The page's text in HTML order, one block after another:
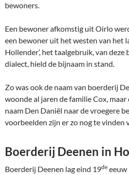
bewoners.
Een bewoner afkomstig uit Oirlo
een bewoner uit het westen van het
Hollender’, het taalgebruik, van deze
dialect, hield de bijnaam in stand.
Zo was ook de naam van boerderij
woonde al jaren de familie Cox,
naam Den Daniël naar de vroegere
voorbeelden zijn er zo nog te vinden
Boerderij Deenen in
Boerderij Deenen lag eind 19de eeuw